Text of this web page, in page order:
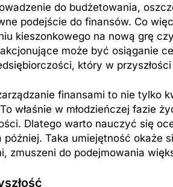
do budżetowania,
podejście do finansów. Co
kieszonkowego na nową grę
może być osiąganie
który w
finansami to nie tylko
właśnie w młodzieńczej fazie
Dlatego warto nauczyć się
Taka umiejętność okaże
zmuszeni do podejmowania